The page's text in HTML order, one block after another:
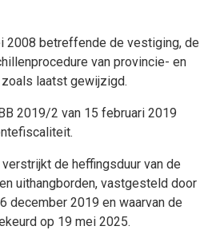
2008 betreffende de vestiging, de
van provincie- en
laatst gewijzigd.
2019/2 van 15 februari 2019
de heffingsduur van de
uithangborden, vastgesteld door
december 2019 en waarvan de
op 19 mei 2025.